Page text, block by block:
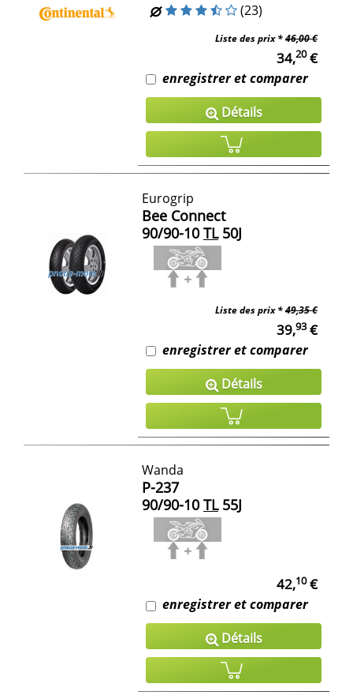
(23)
Liste des prix *46,00 €
34,20€
enregistrer et comparer
Détails
Eurogrip
Bee Connect
90/90-10 TL50J
Liste des prix *49,35 €
39,93€
enregistrer et comparer
Détails
Wanda
P-237
90/90-10 TL55J
42,10€
enregistrer et comparer
Détails